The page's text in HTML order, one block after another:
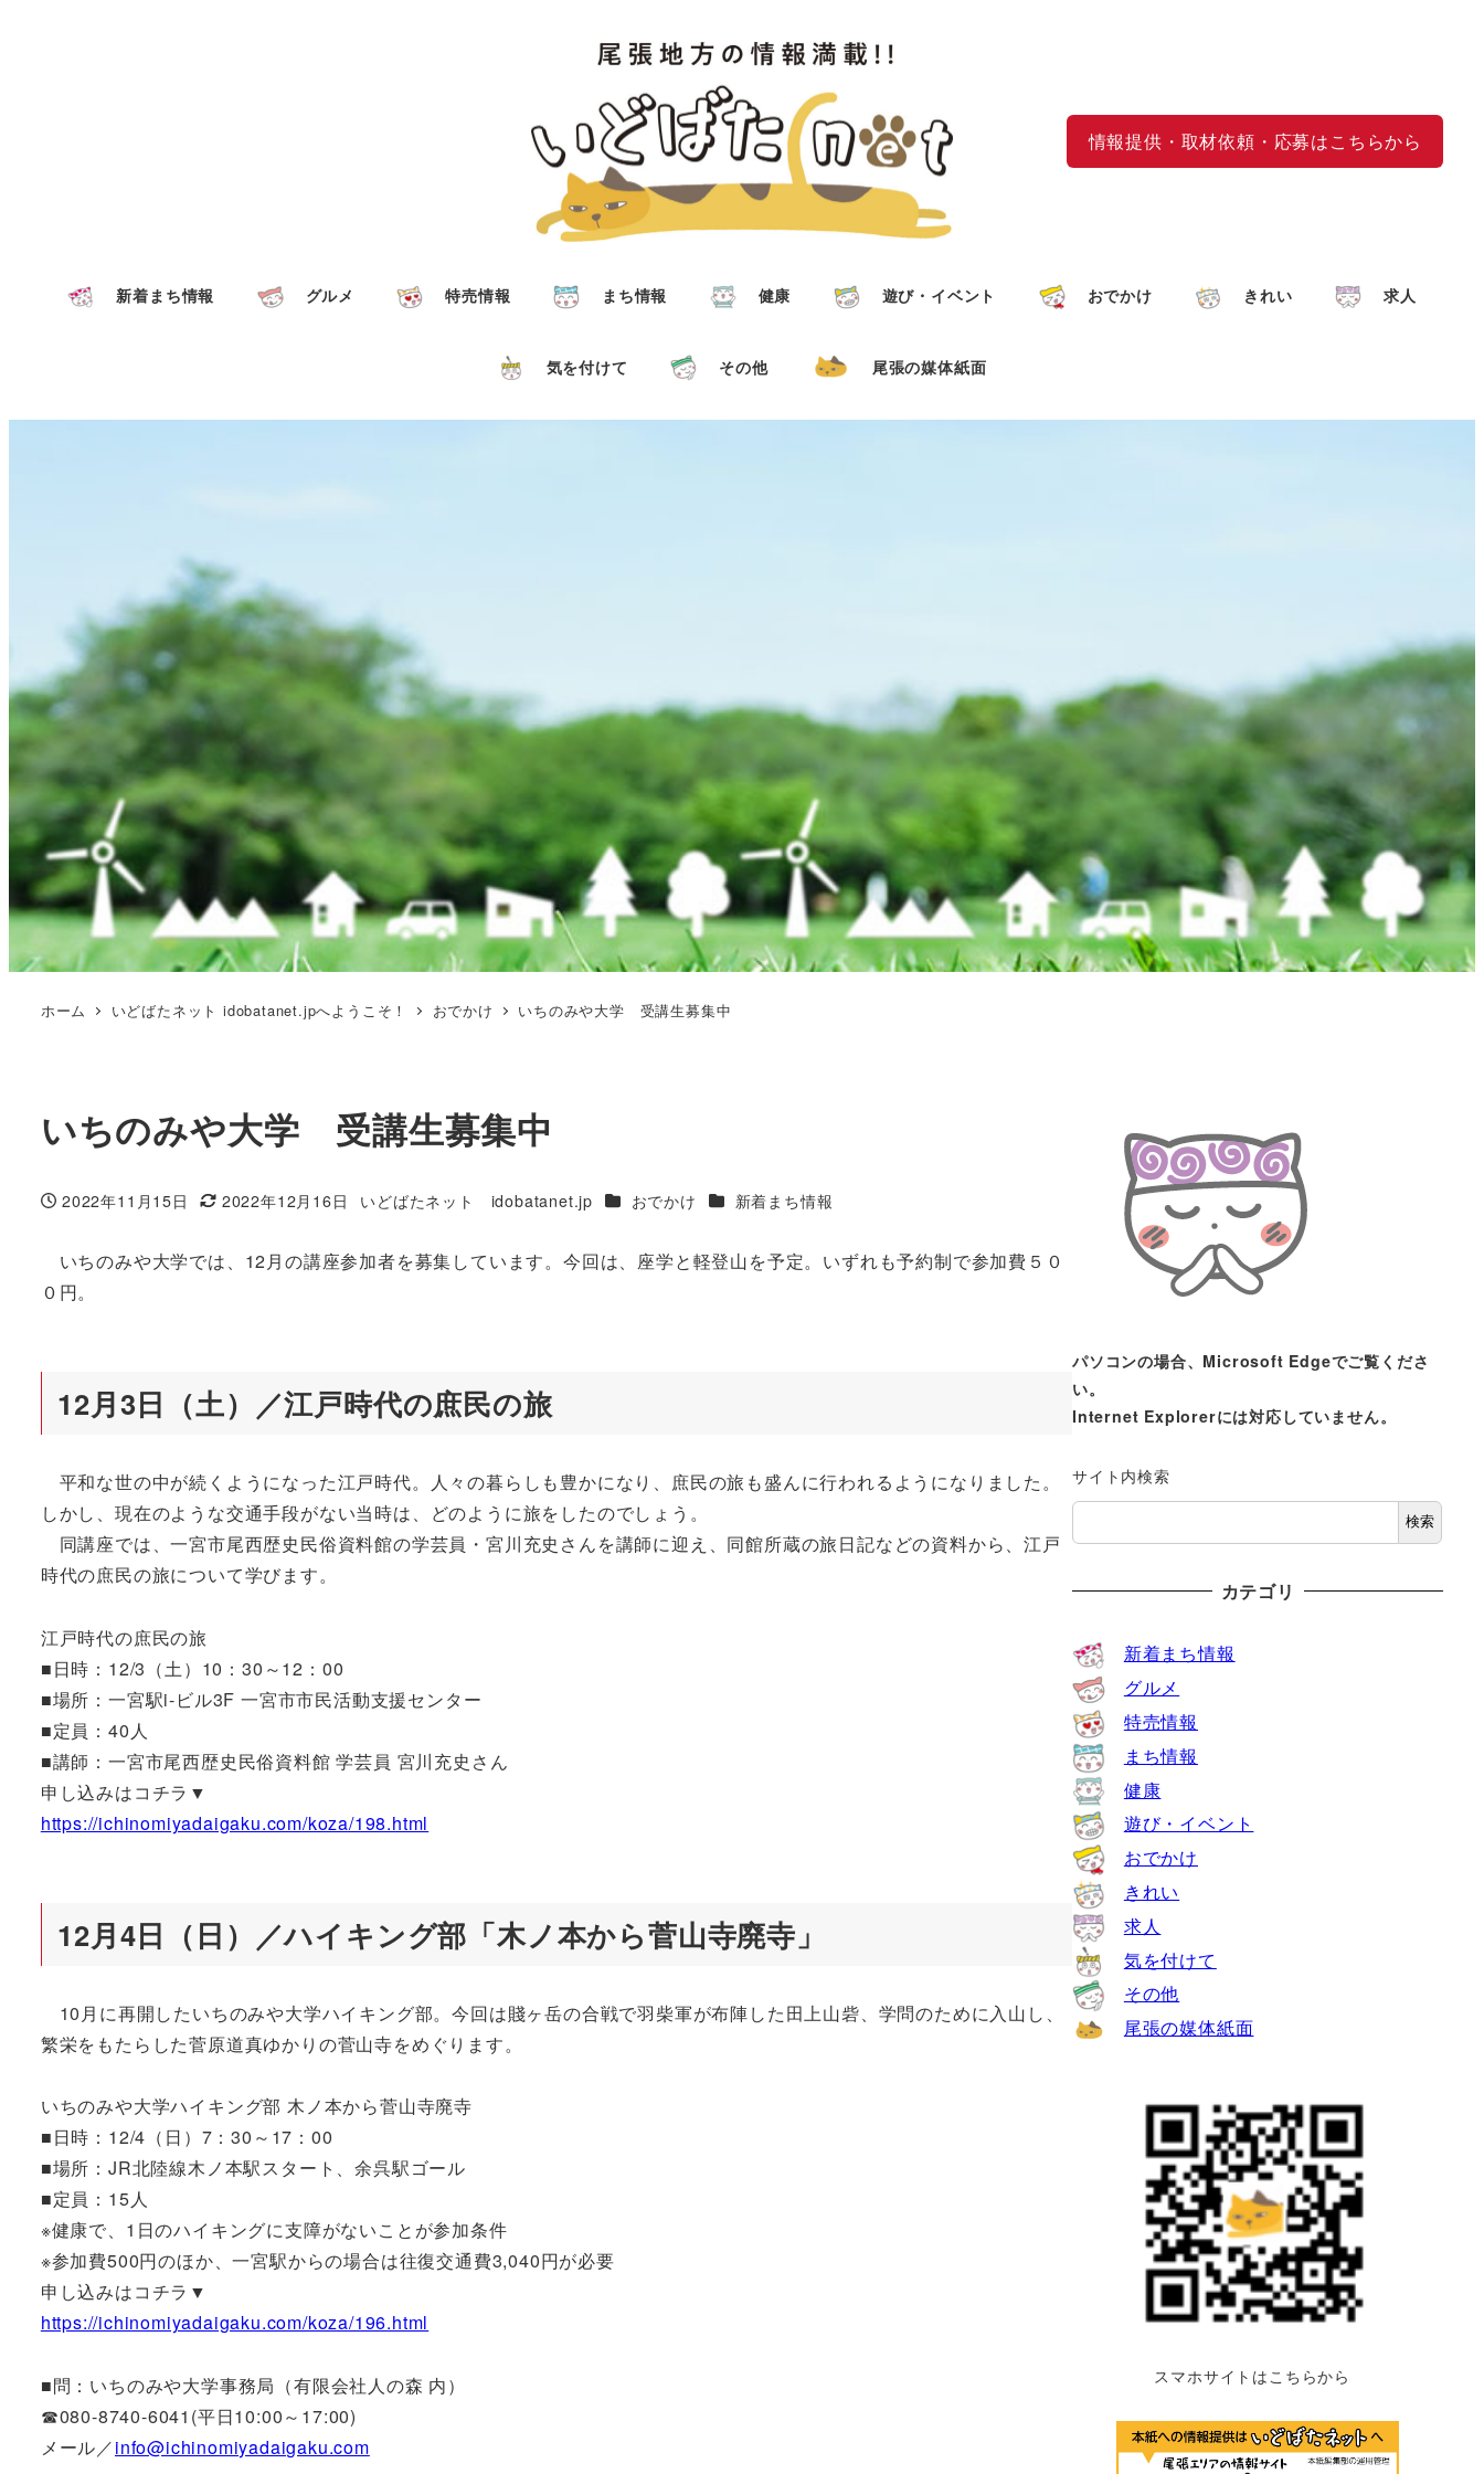
情報提供・取材依頼・応募はこちらから
新着まち情報 グルメ 特売情報 まち情報 健康 遊び・イベント おでかけ きれい 求人
気を付けて その他 尾張の媒体紙面
ホーム いどばたネット idobatanet.jpへようこそ！ おでかけ いちのみや大学 受講生募集中
いちのみや大学 受講生募集中
投稿日
2022年11月15日
更新日
2022年12月16日
著
いどばたネット idobatanet.jp カテゴリー
おでかけ カテゴリー
新着まち情報
いちのみや大学では、12月の講座参加者を募集しています。今回は、座学と軽登山を予定。いずれも予約制で参加費５０
０円。
12月3日（土）／江戸時代の庶民の旅
平和な世の中が続くようになった江戸時代。人々の暮らしも豊かになり、庶民の旅も盛んに行われるようになりました。
しかし、現在のような交通手段がない当時は、どのように旅をしたのでしょう。
同講座では、一宮市尾西歴史民俗資料館の学芸員・宮川充史さんを講師に迎え、同館所蔵の旅日記などの資料から、江戸
時代の庶民の旅について学びます。
江戸時代の庶民の旅
■日時：12/3（土）10：30～12：00
■場所：一宮駅i-ビル3F 一宮市市民活動支援センター
■定員：40人
■講師：一宮市尾西歴史民俗資料館 学芸員 宮川充史さん
申し込みはコチラ▼
https://ichinomiyadaigaku.com/koza/198.html
12月4日（日）／ハイキング部「木ノ本から菅山寺廃寺」
10月に再開したいちのみや大学ハイキング部。今回は賤ヶ岳の合戦で羽柴軍が布陣した田上山砦、学問のために入山し、
繁栄をもたらした菅原道真ゆかりの菅山寺をめぐります。
いちのみや大学ハイキング部 木ノ本から菅山寺廃寺
■日時：12/4（日）7：30～17：00
■場所：JR北陸線木ノ本駅スタート、余呉駅ゴール
■定員：15人
※健康で、1日のハイキングに支障がないことが参加条件
※参加費500円のほか、一宮駅からの場合は往復交通費3,040円が必要
申し込みはコチラ▼
https://ichinomiyadaigaku.com/koza/196.html
■問：いちのみや大学事務局（有限会社人の森 内）
☎080-8740-6041(平日10:00～17:00)
メール／info@ichinomiyadaigaku.com
パソコンの場合、Microsoft Edgeでご覧くださ
い。
Internet Explorerには対応していません。
サイト内検索
検索
カテゴリ
新着まち情報
グルメ
特売情報
まち情報
健康
遊び・イベント
おでかけ
きれい
求人
気を付けて
その他
尾張の媒体紙面
スマホサイトはこちらから